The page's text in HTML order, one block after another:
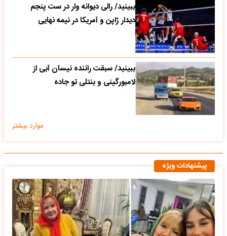
ببینید/ رالی دیوانه وار در ست پنجم
دیدار ژاپن و آمریکا در نیمه نهایی
ببینید/ سبقت راننده نیسان آبی از
لامبورگینی و بنتلی تو جاده
موارد بیشتر
پیشنهادات ویژه